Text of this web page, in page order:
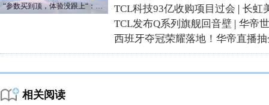
“参数买到顶，体验没跟上“：长虹追光Q70S给高端电视打了个样
TCL科技93亿收购项目过会 | 长虹
TCL发布Q系列旗舰回音壁 | 华帝
西班牙夺冠荣耀落地！华帝直播
相关阅读